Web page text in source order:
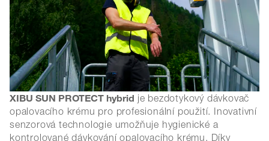
XIBU SUN PROTECT hybrid je bezdotykový dávkovač
opalovacího krému pro profesionální použití. Inovativní
senzorová technologie umožňuje hygienické a
kontrolované dávkování opalovacího krému. Díky